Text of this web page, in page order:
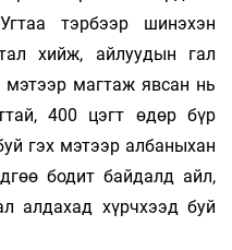
тэрбээр шинэхэн
хийж, айлуудын гал
мэтээр магтаж явсан нь
400 цэгт өдөр бүр
гэх мэтээр албаныхан
бодит байдалд айл,
алдахад хүрчхээд буй